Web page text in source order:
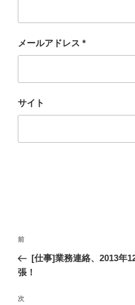
メールアドレス *
サイト
投
ナ
ゲ
過
去
の
稿
前
[仕事]業務連絡、2013年
張！
次
次